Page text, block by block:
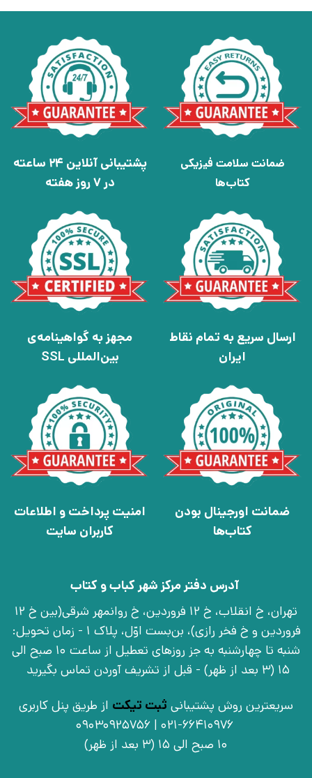
ضمانت سلامت فیزیکی
کتاب‌ها
پشتیبانی آنلاین 24 ساعته
در 7 روز هفته
ارسال سریع به تمام نقاط
ایران
مجهز به گواهینامه‌ی
بین‌المللی SSL
ضمانت اورجینال بودن
کتاب‌ها
امنیت پرداخت و اطلاعات
کاربران سایت
آدرس دفتر مرکز شهر کباب و کتاب
تهران، خ انقلاب، خ 12 فروردین، خ روانمهر شرقی(بین خ 12
فروردین و خ فخر رازی)، بن‌بست اوّل، پلاک 1 - زمان تحویل:
شنبه تا چهارشنبه به جز روزهای تعطیل از ساعت 10 صبح الی
15 (3 بعد از ظهر) - قبل از تشریف آوردن تماس بگیرید
سریعترین روش پشتیبانی ثبت تیکت از طریق پنل کاربری
021-66410976 | 09030925756
10 صبح الی 15 (3 بعد از ظهر)